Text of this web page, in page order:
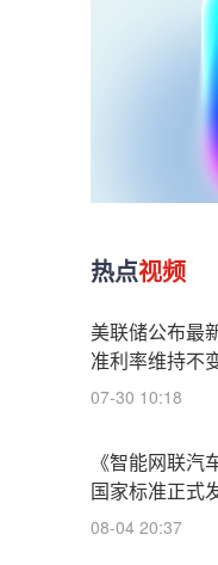
热点视频
美联储公布最
准利率维持不
07-30 10:18
《智能网联
国家标准正式
08-04 20:37